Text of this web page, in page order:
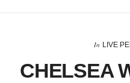
In LIVE
CHELSEA